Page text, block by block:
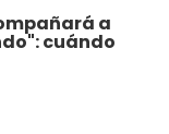
a
cuándo